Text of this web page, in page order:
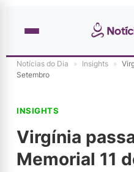
Notícias do Dia » Insights »
Setembro
INSIGHTS
Virgínia
Memorial 11